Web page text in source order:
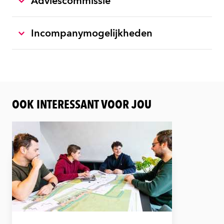
Incompanymogelijkheden
OOK INTERESSANT VOOR JOU